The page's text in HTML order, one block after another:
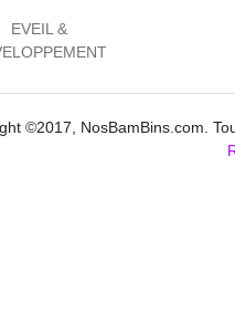
EVEIL &
©2017, NosBamBins.com.